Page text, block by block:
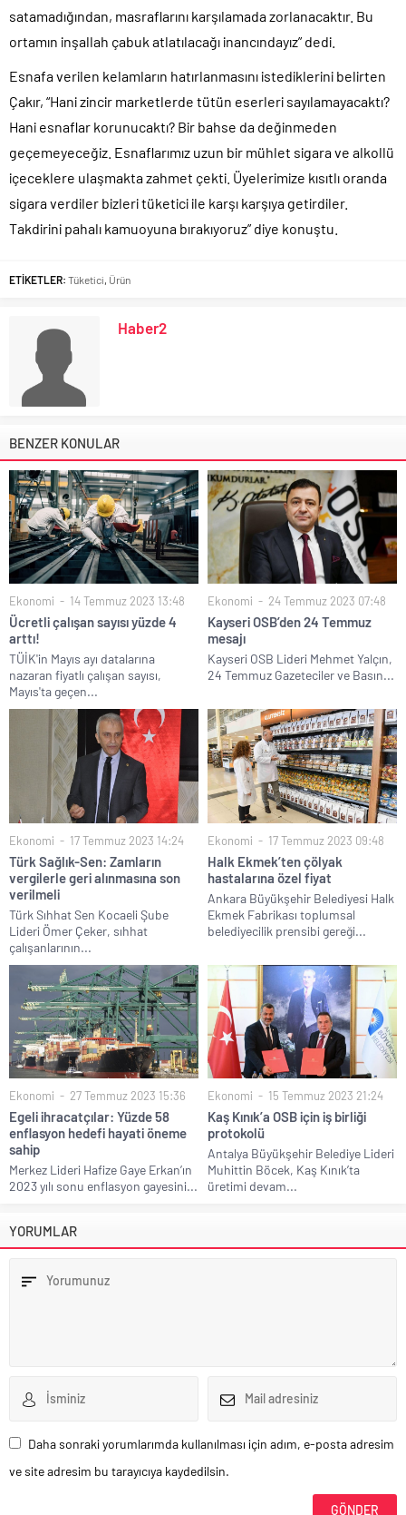
satamadığından, masraflarını karşılamada zorlanacaktır. Bu
ortamın inşallah çabuk atlatılacağı inancındayız” dedi.
Esnafa verilen kelamların hatırlanmasını istediklerini belirten
Çakır, “Hani zincir marketlerde tütün eserleri sayılamayacaktı?
Hani esnaflar korunucaktı? Bir bahse da değinmeden
geçemeyeceğiz. Esnaflarımız uzun bir mühlet sigara ve alkollü
içeceklere ulaşmakta zahmet çekti. Üyelerimize kısıtlı oranda
sigara verdiler bizleri tüketici ile karşı karşıya getirdiler.
Takdirini pahalı kamuoyuna bırakıyoruz” diye konuştu.
ETİKETLER: Tüketici Ürün
Haber2
BENZER KONULAR
Ekonomi 14 Temmuz 2023 13:48
Ücretli çalışan sayısı yüzde 4
arttı!
TÜİK'in Mayıs ayı datalarına
nazaran fiyatlı çalışan sayısı,
Mayıs'ta geçen...
Ekonomi 24 Temmuz 2023 07:48
Kayseri OSB’den 24 Temmuz
mesajı
Kayseri OSB Lideri Mehmet Yalçın,
24 Temmuz Gazeteciler ve Basın...
Ekonomi 17 Temmuz 2023 14:24
Türk Sağlık-Sen: Zamların
vergilerle geri alınmasına son
verilmeli
Türk Sıhhat Sen Kocaeli Şube
Lideri Ömer Çeker, sıhhat
çalışanlarının...
Ekonomi 17 Temmuz 2023 09:48
Halk Ekmek’ten çölyak
hastalarına özel fiyat
Ankara Büyükşehir Belediyesi Halk
Ekmek Fabrikası toplumsal
belediyecilik prensibi gereği...
Ekonomi 27 Temmuz 2023 15:36
Egeli ihracatçılar: Yüzde 58
enflasyon hedefi hayati öneme
sahip
Merkez Lideri Hafize Gaye Erkan’ın
2023 yılı sonu enflasyon gayesini...
Ekonomi 15 Temmuz 2023 21:24
Kaş Kınık’a OSB için iş birliği
protokolü
Antalya Büyükşehir Belediye Lideri
Muhittin Böcek, Kaş Kınık’ta
üretimi devam...
YORUMLAR
Daha sonraki yorumlarımda kullanılması için adım, e-posta adresim
ve site adresim bu tarayıcıya kaydedilsin.